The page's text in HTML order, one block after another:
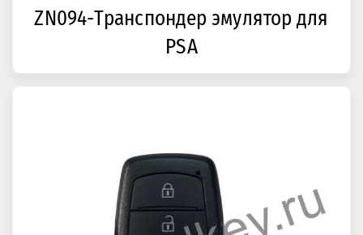
ZN094-Транспондер эмулятор для
PSA